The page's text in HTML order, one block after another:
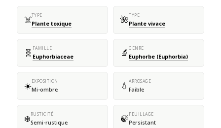
☠️TYPE
Plante toxique 🌺TYPE
Plante vivace
🧬 FAMILLE
Euphorbiaceae 🔬 GENRE
Euphorbe (Euphorbia)
☀️EXPOSITION
Mi-ombre 💧 ARROSAGE
Faible
❄️RUSTICITÉ
Semi-rustique 🍃FEUILLAGE
Persistant